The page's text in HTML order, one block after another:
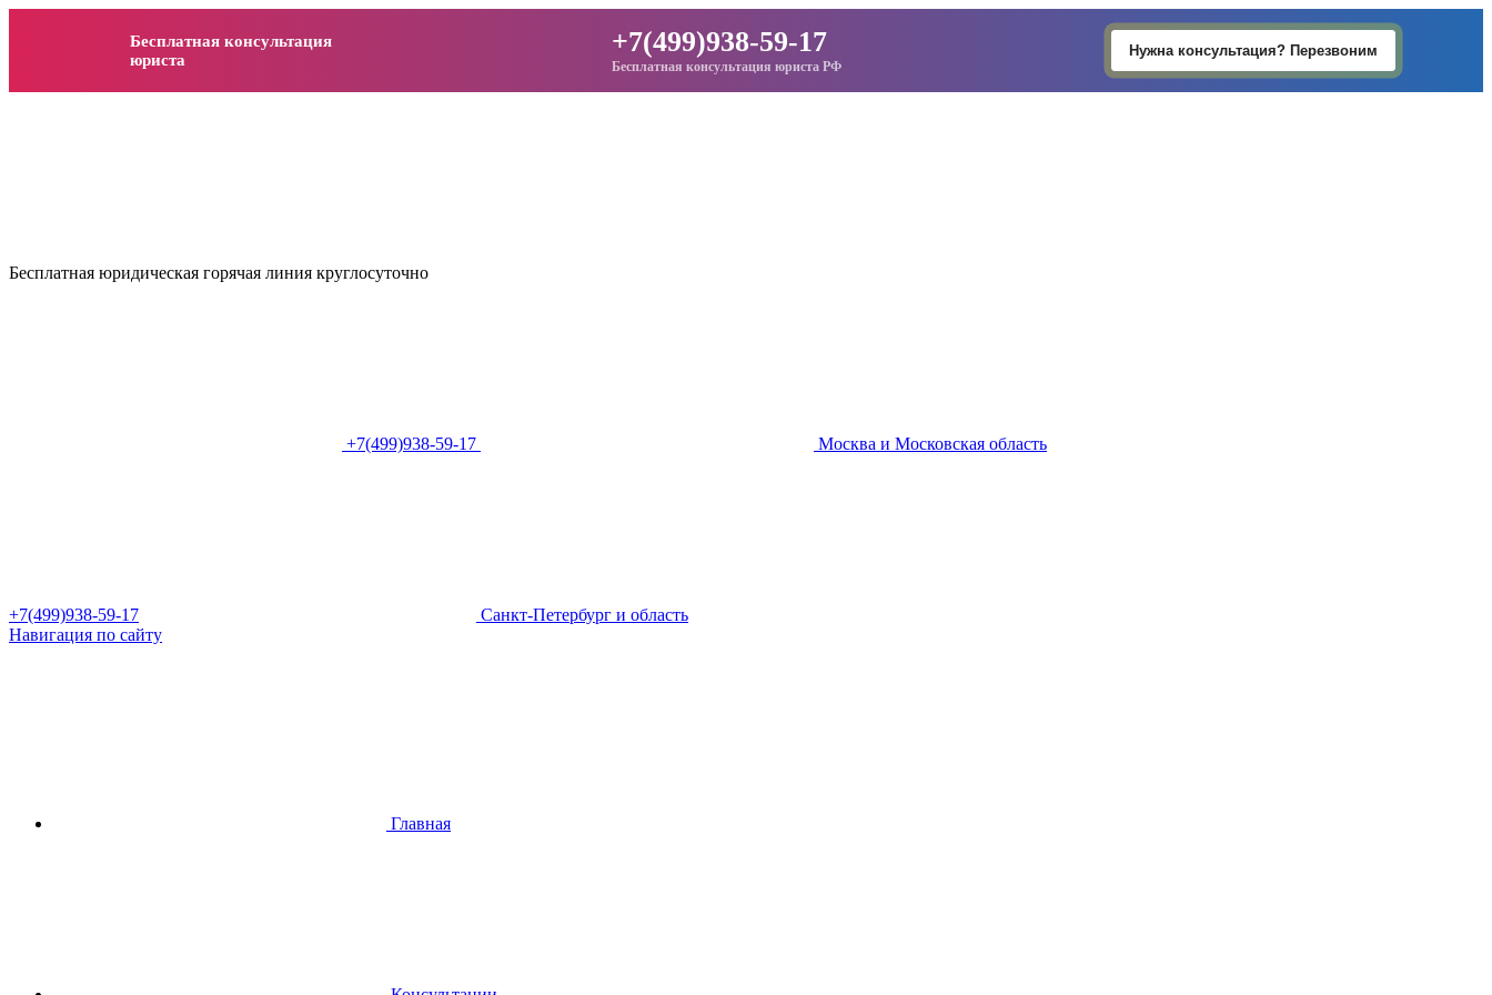
Бесплатная консультация
юриста
+7(499)938-59-17
Бесплатная консультация юриста РФ
Нужна консультация? Перезвоним
Бесплатная юридическая горячая линия круглосуточно
+7(499)938-59-17 Москва и Московская область
+7(499)938-59-17
Санкт-Петербург и область
Навигация по сайту
Главная